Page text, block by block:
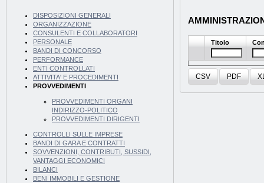
DISPOSIZIONI GENERALI
ORGANIZZAZIONE
CONSULENTI E COLLABORATORI
PERSONALE
BANDI DI CONCORSO
PERFORMANCE
ENTI CONTROLLATI
ATTIVITA' E PROCEDIMENTI
PROVVEDIMENTI
PROVVEDIMENTI ORGANI
INDIRIZZO-POLITICO
PROVVEDIMENTI DIRIGENTI
CONTROLLI SULLE IMPRESE
BANDI DI GARA E CONTRATTI
SOVVENZIONI, CONTRIBUTI, SUSSIDI,
VANTAGGI ECONOMICI
BILANCI
BENI IMMOBILI E GESTIONE
Titolo
CSV PDF